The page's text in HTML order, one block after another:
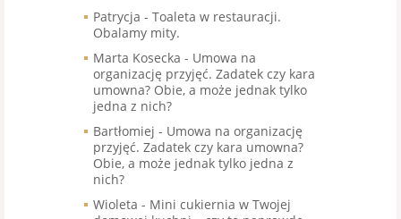
Patrycja - Toaleta w restauracji.
Obalamy mity.
Marta Kosecka - Umowa na
organizację przyjęć. Zadatek czy kara
umowna? Obie, a może jednak tylko
jedna z nich?
Bartłomiej - Umowa na organizację
przyjęć. Zadatek czy kara umowna?
Obie, a może jednak tylko jedna z
nich?
Wioleta - Mini cukiernia w Twojej